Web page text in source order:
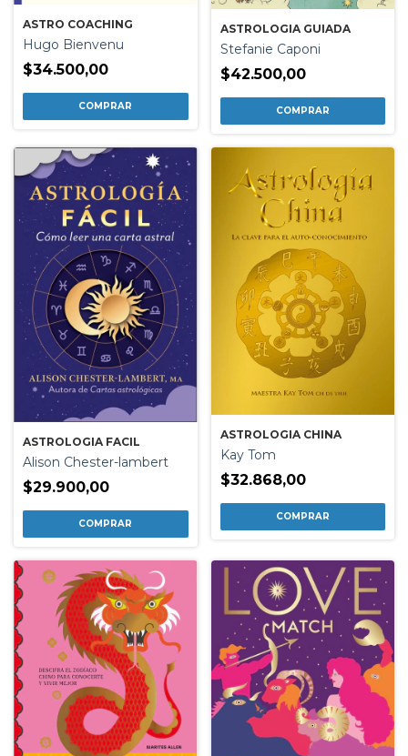
ASTRO COACHING
Hugo Bienvenu
$34.500,00
ASTROLOGIA GUIADA
Stefanie Caponi
$42.500,00
ASTROLOGIA FACIL
Alison Chester-lambert
$29.900,00
ASTROLOGIA CHINA
Kay Tom
$32.868,00